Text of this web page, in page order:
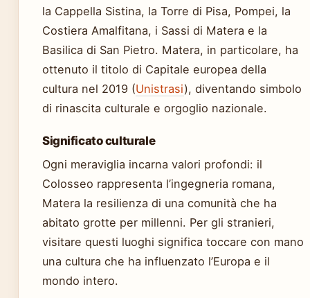
la Cappella Sistina, la Torre di Pisa, Pompei, la
Costiera Amalfitana, i Sassi di Matera e la
Basilica di San Pietro. Matera, in particolare, ha
ottenuto il titolo di Capitale europea della
cultura nel 2019 (Unistrasi), diventando simbolo
di rinascita culturale e orgoglio nazionale.
Significato culturale
Ogni meraviglia incarna valori profondi: il
Colosseo rappresenta l’ingegneria romana,
Matera la resilienza di una comunità che ha
abitato grotte per millenni. Per gli stranieri,
visitare questi luoghi significa toccare con mano
una cultura che ha influenzato l’Europa e il
mondo intero.